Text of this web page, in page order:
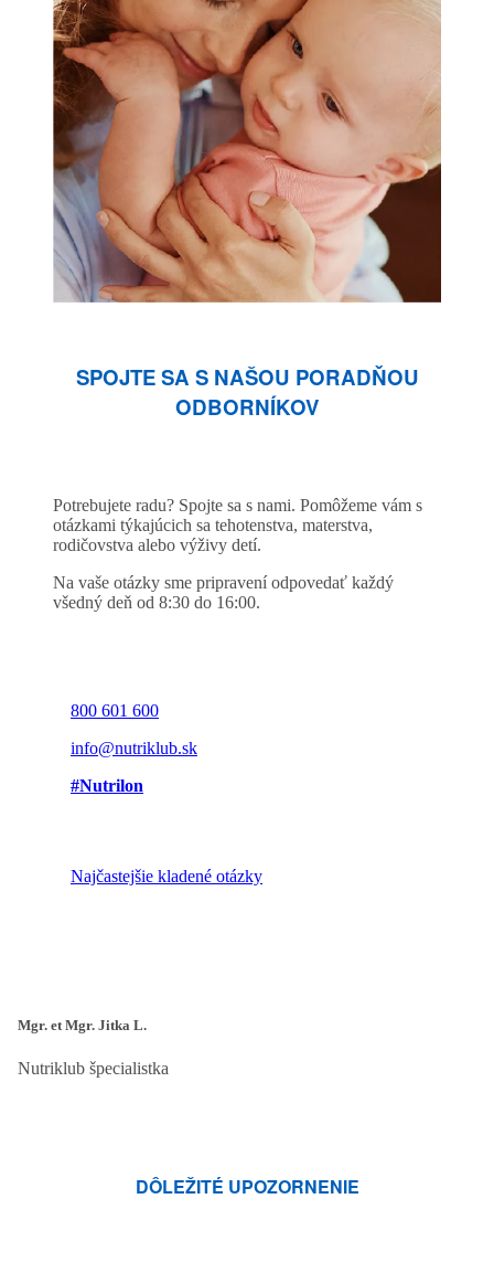
SPOJTE SA S NAŠOU PORADŇOU
ODBORNÍKOV
Potrebujete radu? Spojte sa s nami. Pomôžeme vám s
otázkami týkajúcich sa tehotenstva, materstva,
rodičovstva alebo výživy detí.
Na vaše otázky sme pripravení odpovedať každý
všedný deň od 8:30 do 16:00.
800 601 600
info@nutriklub.sk
#Nutrilon
Najčastejšie kladené otázky
Mgr. et Mgr. Jitka L.
Nutriklub špecialistka
DÔLEŽITÉ UPOZORNENIE